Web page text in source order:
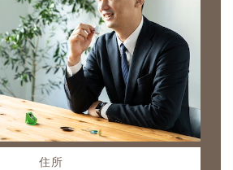
住所